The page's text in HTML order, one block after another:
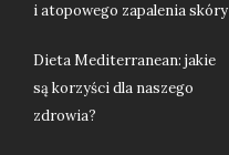
i atopowego zapalenia skóry
Dieta Mediterranean: jakie
są korzyści dla naszego
zdrowia?